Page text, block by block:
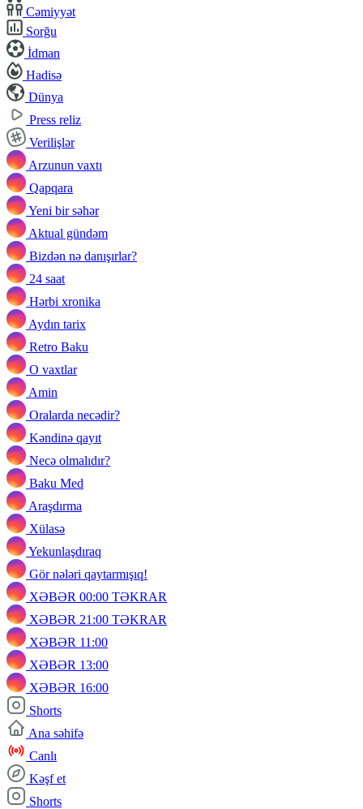
Cəmiyyət
Sorğu
İdman
Hadisə
Dünya
Press reliz
Verilişlər
Arzunun vaxtı
Qapqara
Yeni bir səhər
Aktual gündəm
Bizdən nə danışırlar?
24 saat
Hərbi xronika
Aydın tarix
Retro Baku
O vaxtlar
Amin
Oralarda necədir?
Kəndinə qayıt
Necə olmalıdır?
Baku Med
Araşdırma
Xülasə
Yekunlaşdıraq
Gör nələri qaytarmışıq!
XƏBƏR 00:00 TƏKRAR
XƏBƏR 21:00 TƏKRAR
XƏBƏR 11:00
XƏBƏR 13:00
XƏBƏR 16:00
Shorts
Ana səhifə
Canlı
Kəşf et
Shorts